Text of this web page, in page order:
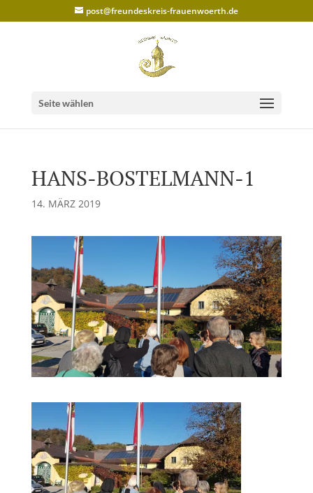
post@freundeskreis-frauenwoerth.de
Seite wählen
HANS-BOSTELMANN-1
14. MÄRZ 2019